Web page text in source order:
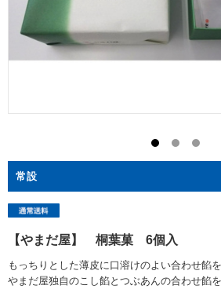
常設
【やまだ屋】 桐葉菓 6個入
もっちりとした薄皮に口溶けのよい合わせ餡
やまだ屋独自のこし餡とつぶあんの合わせ餡